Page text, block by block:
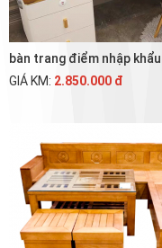
bàn trang điểm nhập khẩu
GIÁ KM: 2.850.000 đ